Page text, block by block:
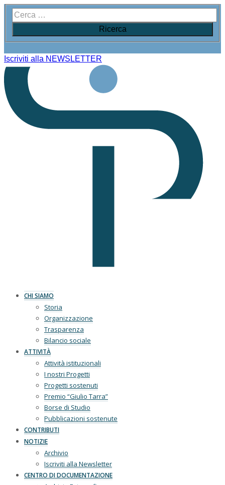
Iscriviti alla NEWSLETTER
CHI SIAMO
Storia
Organizzazione
Trasparenza
Bilancio sociale
ATTIVITÀ
Attività istituzionali
I nostri Progetti
Progetti sostenuti
Premio “Giulio Tarra”
Borse di Studio
Pubblicazioni sostenute
CONTRIBUTI
NOTIZIE
Archivio
Iscriviti alla Newsletter
CENTRO DI DOCUMENTAZIONE